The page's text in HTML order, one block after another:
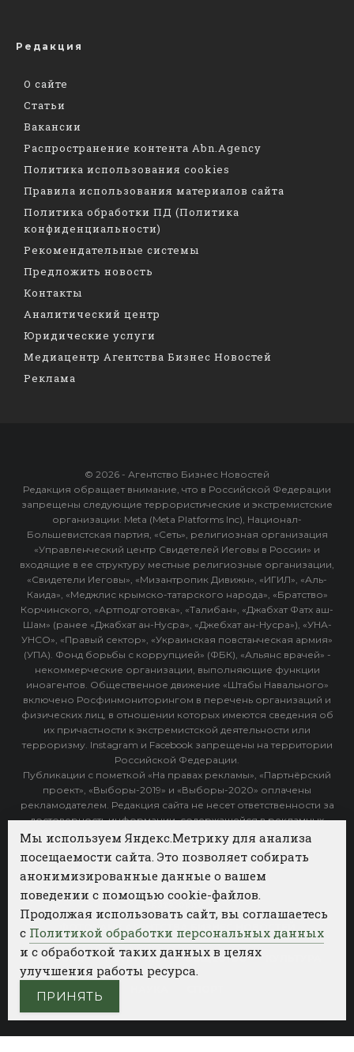
Редакция
О сайте
Статьи
Вакансии
Распространение контента Abn.Agency
Политика использования cookies
Правила использования материалов сайта
Политика обработки ПД (Политика
конфиденциальности)
Рекомендательные системы
Предложить новость
Контакты
Аналитический центр
Юридические услуги
Медиацентр Агентства Бизнес Новостей
Реклама
© 2026 - Агентство Бизнес Новостей
Редакция обращает внимание, что в Российской Федерации
запрещены следующие террористические и экстремистские
организации: Meta (Meta Platforms Inc), Национал-
Большевистская партия, «Сеть», религиозная организация
«Управленческий центр Свидетелей Иеговы в России» и
входящие в ее структуру местные религиозные организации,
«Свидетели Иеговы», «Мизантропик Дивижн», «ИГИЛ», «Аль-
Каида», «Меджлис крымско-татарского народа», «Братство»
Корчинского, «Артподготовка», «Талибан», «Джабхат Фатх аш-
Шам» (ранее «Джабхат ан-Нусра», «Джебхат ан-Нусра»), «УНА-
УНСО», «Правый сектор», «Украинская повстанческая армия»
(УПА). Фонд борьбы с коррупцией» (ФБК), «Альянс врачей» -
некоммерческие организации, выполняющие функции
иноагентов. Общественное движение «Штабы Навального»
включено Росфинмониторингом в перечень организаций и
физических лиц, в отношении которых имеются сведения об
их причастности к экстремистской деятельности или
терроризму. Instagram и Facebook запрещены на территории
Российской Федерации.
Публикации с пометкой «На правах рекламы», «Партнёрский
проект», «Выборы-2019» и «Выборы-2020» оплачены
рекламодателем. Редакция сайта не несет ответственности за
достоверность информации, содержащейся в рекламных
объявлениях.
Категории
ФОТОБАНК АГЕНТСТВА БИЗНЕС НОВОСТЕЙ
РЕГИОНЫ ПОЛИТИКА ОБЩЕСТВО
Мы используем Яндекс.Метрику для анализа
посещаемости сайта. Это позволяет собирать
анонимизированные данные о вашем
поведении с помощью cookie-файлов.
Продолжая использовать сайт, вы соглашаетесь
с Политикой обработки персональных данных
и с обработкой таких данных в целях
улучшения работы ресурса.
ПРИНЯТЬ